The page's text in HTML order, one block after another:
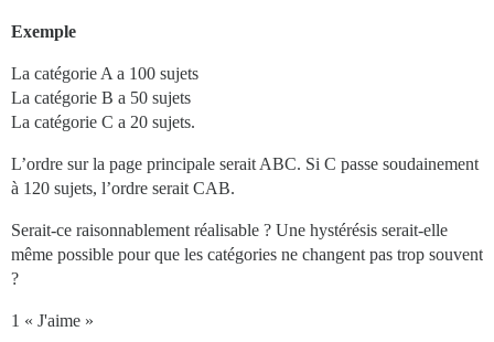
Exemple
La catégorie A a 100 sujets
La catégorie B a 50 sujets
La catégorie C a 20 sujets.
L’ordre sur la page principale serait ABC. Si C passe soudainement
à 120 sujets, l’ordre serait CAB.
Serait-ce raisonnablement réalisable ? Une hystérésis serait-elle
même possible pour que les catégories ne changent pas trop souvent
?
1 « J'aime »